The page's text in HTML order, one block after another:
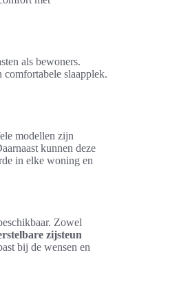
als bewoners.
slaapplek.
modellen zijn
kunnen deze
in elke woning en
Zowel
zijsteun
bij de wensen en